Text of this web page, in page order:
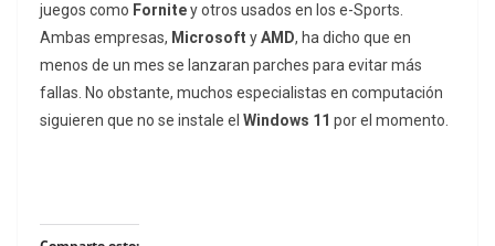
juegos como Fornitey otros usados en los e-Sports.
Ambas empresas, Microsoft yAMD, ha dicho que en
menos de un mes se lanzaran parches para evitar más
fallas. No obstante, muchos especialistas en computación
siguieren que no se instale el Windows 11 por el momento.